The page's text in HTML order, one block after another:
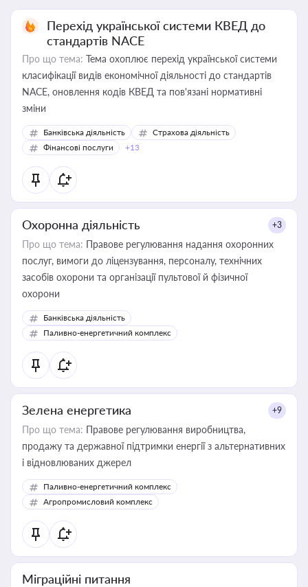
Перехід української системи КВЕД до
стандартів NACE
Про що тема: Тема охоплює перехід української системи
класифікації видів економічної діяльності до стандартів
NACE, оновлення кодів КВЕД та пов'язані нормативні
зміни
Банківська діяльність
Страхова діяльність
Фінансові послуги
+13
Охоронна діяльність +3
Про що тема: Правове регулювання надання охоронних
послуг, вимоги до ліцензування, персоналу, технічних
засобів охорони та організації пультової й фізичної
охорони
Банківська діяльність
Паливно-енергетичний комплекс
Зелена енергетика +9
Про що тема: Правове регулювання виробництва,
продажу та державної підтримки енергії з альтернативних
і відновлюваних джерел
Паливно-енергетичний комплекс
Агропромисловий комплекс
Міграційні питання